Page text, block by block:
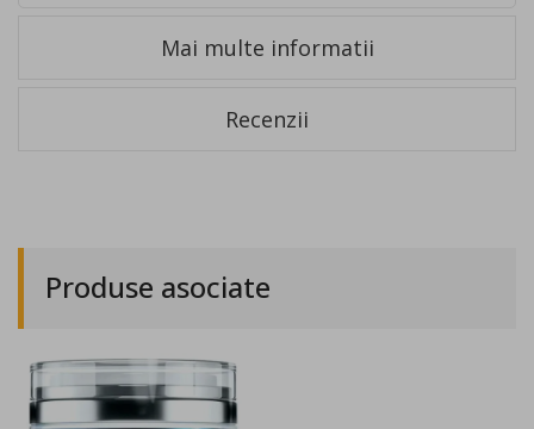
Mai multe informatii
Recenzii
Produse asociate